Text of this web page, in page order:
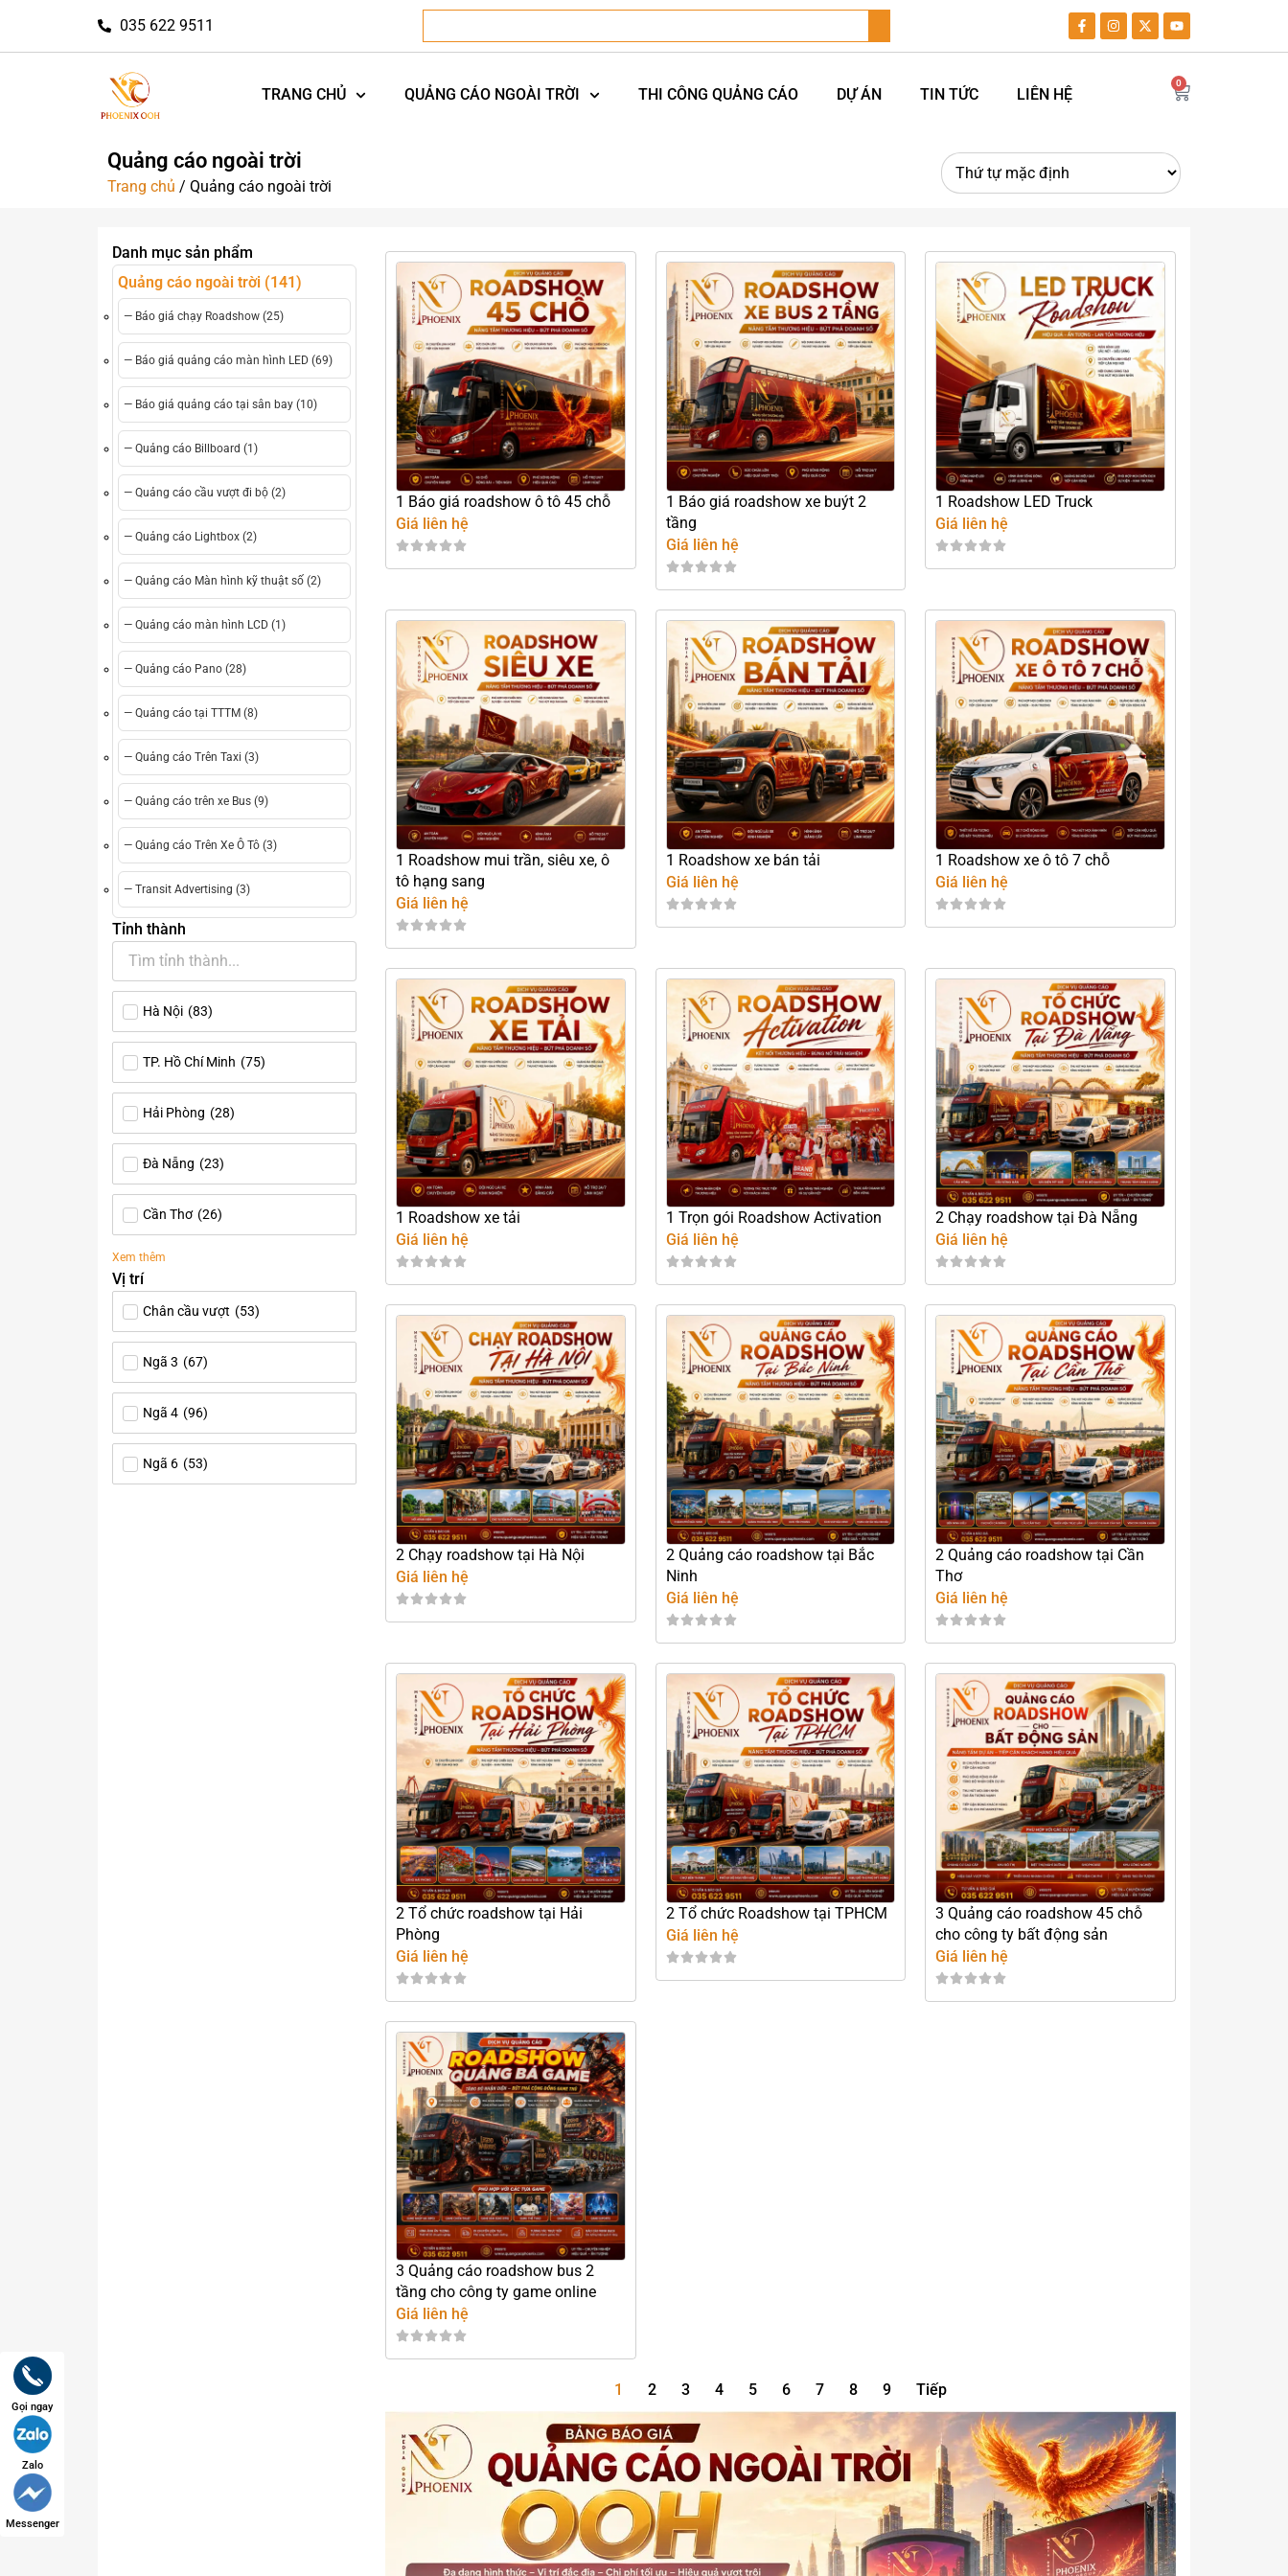
035 622 9511
TRANG CHỦ QUẢNG CÁO NGOÀI TRỜI THI CÔNG QUẢNG CÁO DỰ ÁN TIN TỨC LIÊN HỆ
0
Quảng cáo ngoài trời
Trang chủ / Quảng cáo ngoài trời
Danh mục sản phẩm
Quảng cáo ngoài trời (141)
— Báo giá chạy Roadshow (25)
— Báo giá quảng cáo màn hình LED (69)
— Báo giá quảng cáo tại sân bay (10)
— Quảng cáo Billboard (1)
— Quảng cáo cầu vượt đi bộ (2)
— Quảng cáo Lightbox (2)
— Quảng cáo Màn hình kỹ thuật số (2)
— Quảng cáo màn hình LCD (1)
— Quảng cáo Pano (28)
— Quảng cáo tại TTTM (8)
— Quảng cáo Trên Taxi (3)
— Quảng cáo trên xe Bus (9)
— Quảng cáo Trên Xe Ô Tô (3)
— Transit Advertising (3)
Tỉnh thành
Hà Nội (83)
TP. Hồ Chí Minh (75)
Hải Phòng (28)
Đà Nẵng (23)
Cần Thơ (26)
Xem thêm
Vị trí
Chân cầu vượt (53)
Ngã 3 (67)
Ngã 4 (96)
Ngã 6 (53)
1 Báo giá roadshow ô tô 45 chỗ
Giá liên hệ
1 Báo giá roadshow xe buýt 2
tầng
Giá liên hệ
1 Roadshow LED Truck
Giá liên hệ
1 Roadshow mui trần, siêu xe, ô
tô hạng sang
Giá liên hệ
1 Roadshow xe bán tải
Giá liên hệ
1 Roadshow xe ô tô 7 chỗ
Giá liên hệ
1 Roadshow xe tải
Giá liên hệ
1 Trọn gói Roadshow Activation
Giá liên hệ
2 Chạy roadshow tại Đà Nẵng
Giá liên hệ
2 Chạy roadshow tại Hà Nội
Giá liên hệ
2 Quảng cáo roadshow tại Bắc
Ninh
Giá liên hệ
2 Quảng cáo roadshow tại Cần
Thơ
Giá liên hệ
2 Tổ chức roadshow tại Hải
Phòng
Giá liên hệ
2 Tổ chức Roadshow tại TPHCM
Giá liên hệ
3 Quảng cáo roadshow 45 chỗ
cho công ty bất động sản
Giá liên hệ
3 Quảng cáo roadshow bus 2
tầng cho công ty game online
Giá liên hệ
1 2 3 4 5 6 7 8 9 Tiếp
Gọi ngay
Zalo
Messenger